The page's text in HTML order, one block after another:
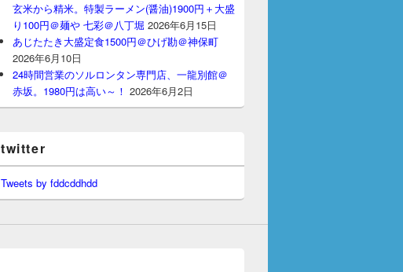
玄米から精米。特製ラーメン(醤油)1900円＋大盛
り100円＠麺や 七彩＠八丁堀 2026年6月15日
あじたたき大盛定食1500円＠ひげ勘＠神保町
2026年6月10日
24時間営業のソルロンタン専門店、一龍別館＠
赤坂。1980円は高い～！ 2026年6月2日
twitter
Tweets by fddcddhdd